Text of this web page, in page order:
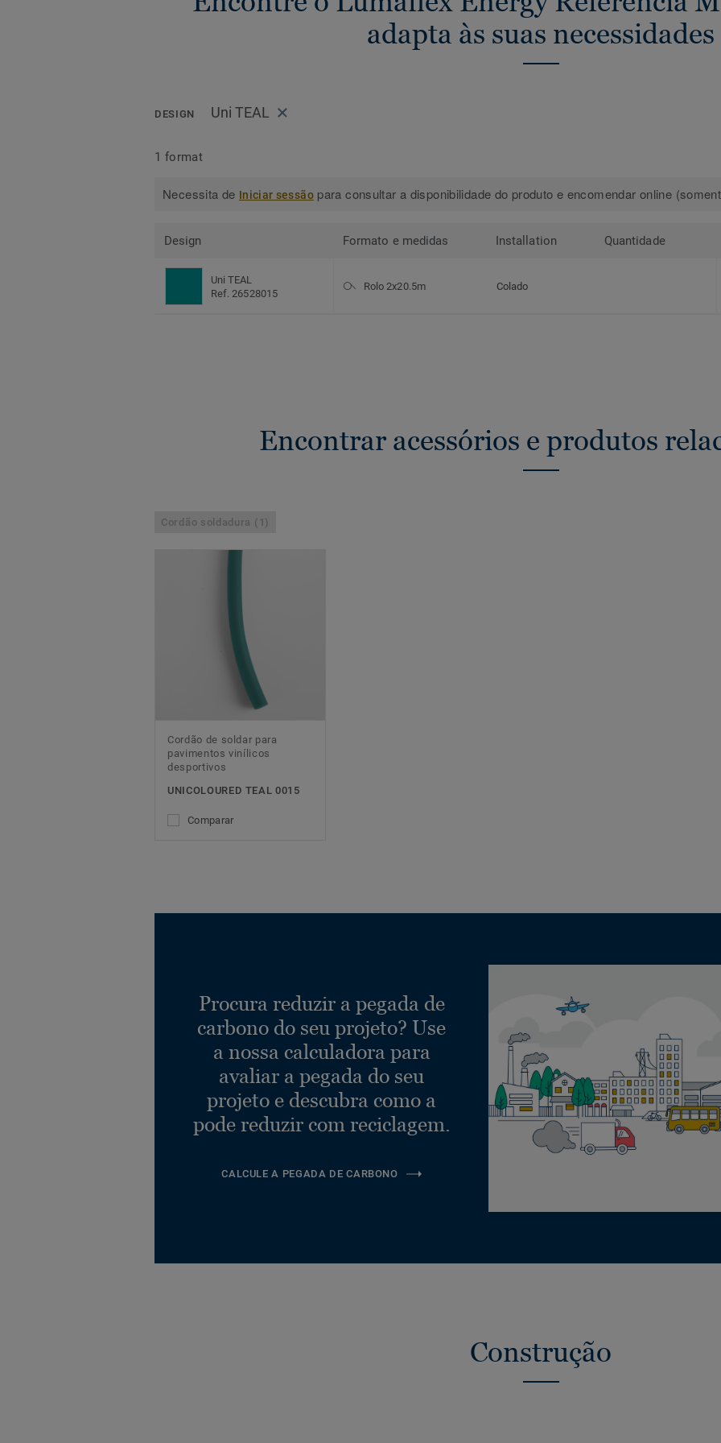
adapta às suas necessidades
DESIGN Uni TEAL
1 format
Necessita de Iniciar sessãopara consultar a disponibilidade do produto e encomendar online
Design Formato e medidas Installation Quantidade
Uni TEAL
Ref. 26528015
Rolo 2x20.5m Colado
Encontrar acessórios e produtos
Cordão soldadura (1)
Cordão de soldar para
pavimentos vinílicos
desportivos
UNICOLOURED TEAL 0015
Comparar
Procura reduzir a pegada de
carbono do seu projeto? Use
a nossa calculadora para
avaliar a pegada do seu
projeto e descubra como a
pode reduzir com reciclagem.
CALCULE A PEGADA DE CARBONO
Construção